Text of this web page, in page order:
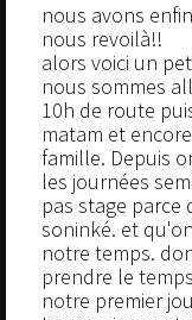
nous avons
nous revoilà!!
alors voici un
nous sommes
10h de route
matam et
famille. Depuis
les journées
pas stage
soninké. et
notre temps.
prendre le
notre premier